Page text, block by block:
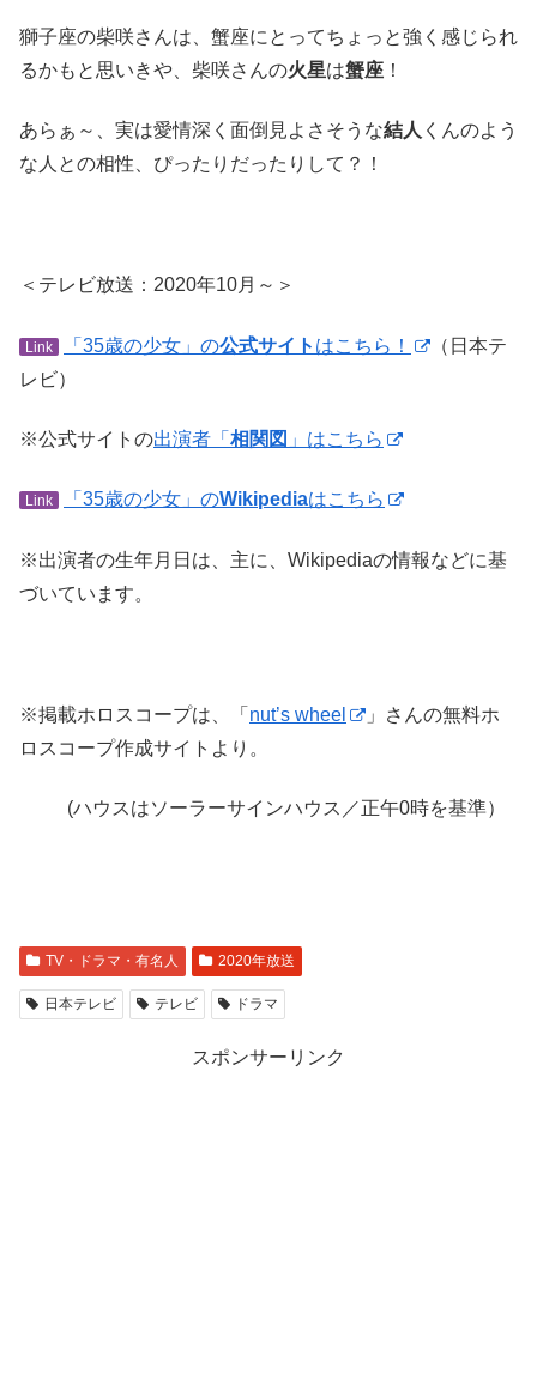
獅子座の柴咲さんは、蟹座にとってちょっと強く感じられ
るかもと思いきや、柴咲さんの火星は蟹座 ！
あらぁ～、実は愛情深く面倒見よさそうな結人 くんのよう
な人との相性、ぴったりだったりして？！
＜テレビ放送：2020年10月～＞
Link 「35歳の少女」の公式サイト はこちら！
（日本テ
レビ）
※公式サイトの出演者「 相関図 」はこちら
Link 「35歳の少女」のWikipediaはこちら
※出演者の生年月日は、主に、Wikipediaの情報などに基
づいています。
※掲載ホロスコープは、「 nut’s wheel
」さんの無料ホ
ロスコープ作成サイトより。
(ハウスはソーラーサインハウス／正午0時を基準）
TV・ドラマ・有名人 2020年放送
日本テレビ テレビ ドラマ
スポンサーリンク